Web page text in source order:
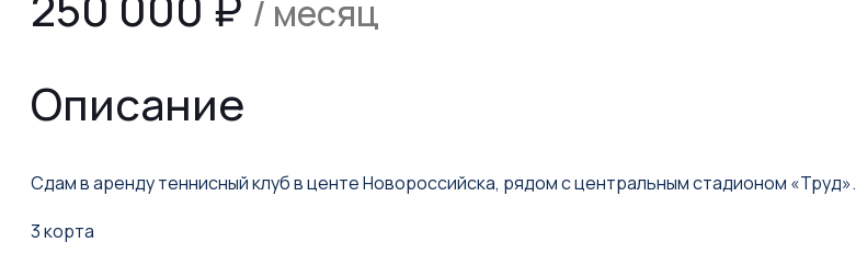
/ месяц
Описание
Сдам в аренду теннисный клуб в центе Новороссийска, рядом с центральным стадионом «Труд».
3 корта